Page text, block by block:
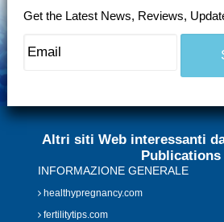
Get the Latest News, Reviews,
Altri siti Web interessanti
Publications
INFORMAZIONE GENERALE
healthypregnancy.com
fertilitytips.com